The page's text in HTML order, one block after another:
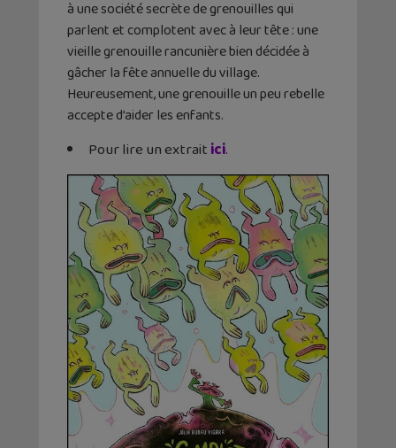
à une société secrète de grenouilles qui
parlent et complotent avec à leur tête : une
vieille grenouille rancunière bien décidée à
gâcher la fête annuelle du village.
Heureusement, une grenouille un peu rebelle
accepte d’aider les enfants.
Pour lire un extraitici.